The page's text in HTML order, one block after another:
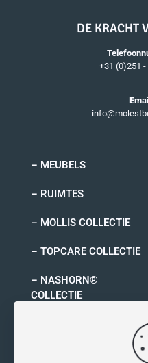
DE KRACHT
+31 (0)251
Email
– MEUBELS
– RUIMTES
– MOLLIS COLLECTIE
– TOPCARE COLLECTIE
– NASHORN®
COLLECTIE